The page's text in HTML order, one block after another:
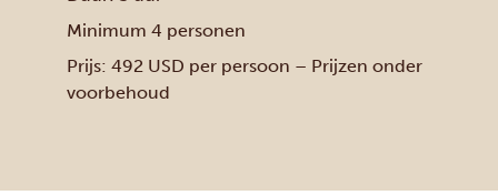
Minimum 4 personen
Prijs: 492 USD per persoon – Prijzen onder
voorbehoud